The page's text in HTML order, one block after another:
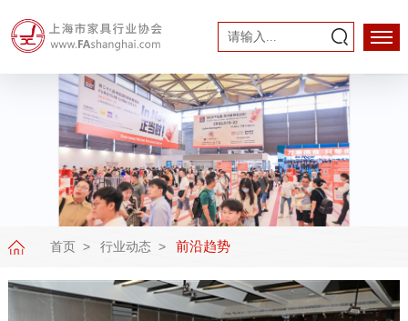
首页 行业动态 前沿趋势